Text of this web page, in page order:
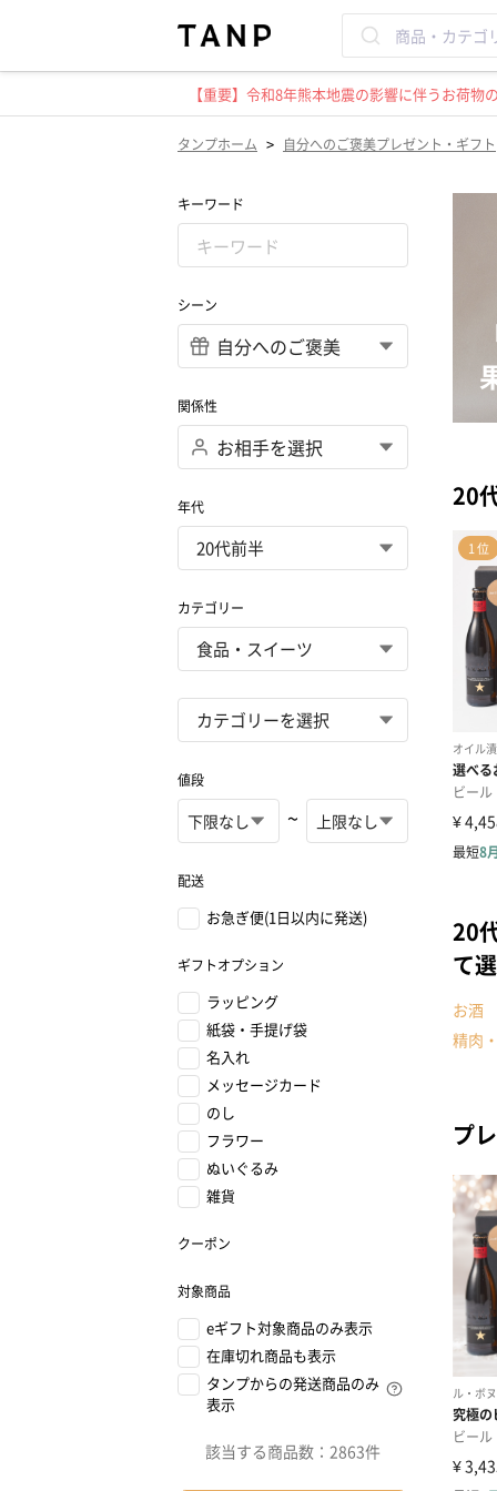
【重要】令和8年熊本地震の影響に伴うお荷
タンプホーム > 自分へのご褒美プレゼント・ギフト
キーワード
シーン
関係性
年代
カテゴリー
値段
~
配送
お急ぎ便(1日以内に発送)
ギフトオプション
ラッピング
紙袋・手提げ袋
名入れ
メッセージカード
のし
フラワー
ぬいぐるみ
雑貨
クーポン
対象商品
eギフト対象商品のみ表示
在庫切れ商品も表示
タンプからの発送商品のみ
表示
該当する商品数： 2863件
20
20
て
お酒
精肉
プ